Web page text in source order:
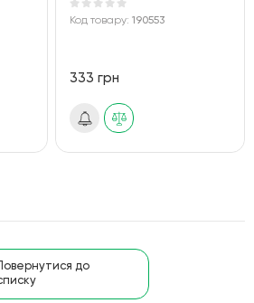
Код товару:190553
333 грн
до